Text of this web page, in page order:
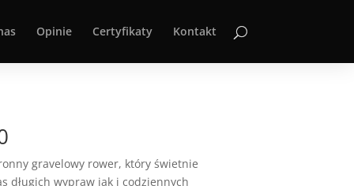
Opinie Certyfikaty Kontakt
gravelowy rower, który świetnie
długich wypraw jak i codziennych